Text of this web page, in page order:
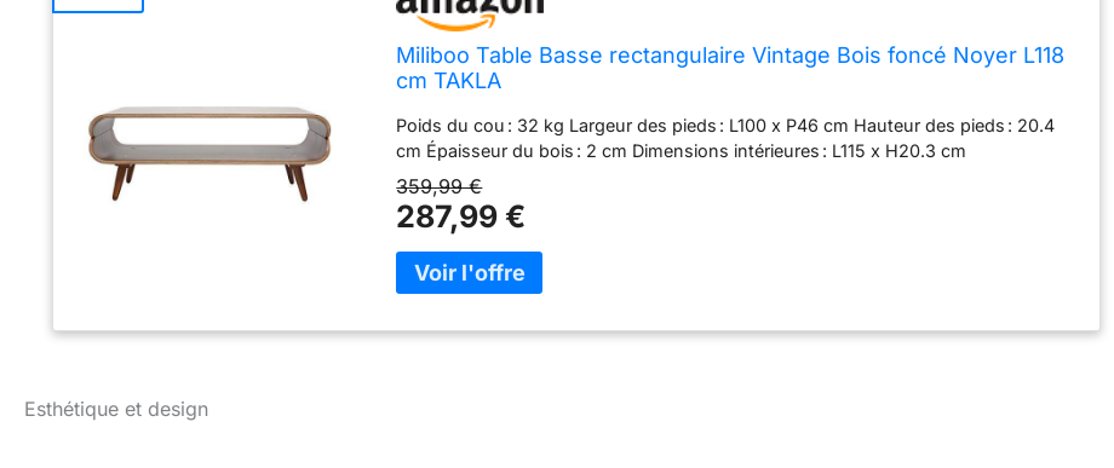
Miliboo Table Basse rectangulaire Vintage Bois foncé Noyer L118
cm TAKLA
Poids du cou : 32 kg Largeur des pieds : L100 x P46 cm Hauteur des pieds : 20.4
cm Épaisseur du bois : 2 cm Dimensions intérieures : L115 x H20.3 cm
359,99 €
287,99 €
Esthétique et design